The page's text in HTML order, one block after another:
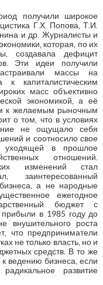
получили широкое
Г.Х. Попова, Т.И.
и др. Журналисты и
которая, по их
создавала дефицит
Эти идеи получили
массы на
к капиталистическим
масс объективно
экономикой, а её
к желаемым рыночным
о том, что в условиях
не ощущало себя
и соотносило свое
уходящей в прошлое
отношений.
изменений стал
заинтересованный
а не народные
ежегодное
бюджет с
в 1985 году до
роста
что предприниматели
не только власть, но и
средств. В то же
к ведению бизнеса, если
развитие